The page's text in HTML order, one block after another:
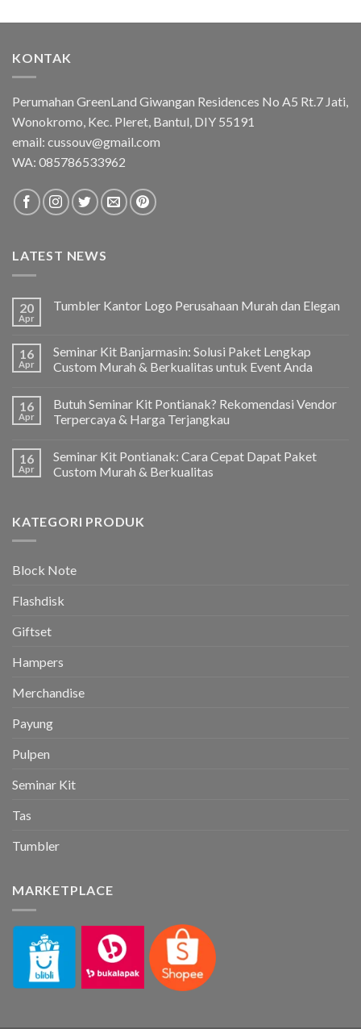
KONTAK
Perumahan GreenLand Giwangan Residences No A5 Rt.7 Jati,
Wonokromo, Kec. Pleret, Bantul, DIY 55191
email: cussouv@gmail.com
WA: 085786533962
LATEST NEWS
20
Apr
Tumbler Kantor Logo Perusahaan Murah dan Elegan
16
Apr
Seminar Kit Banjarmasin: Solusi Paket Lengkap
Custom Murah & Berkualitas untuk Event Anda
16
Apr
Butuh Seminar Kit Pontianak? Rekomendasi Vendor
Terpercaya & Harga Terjangkau
16
Apr
Seminar Kit Pontianak: Cara Cepat Dapat Paket
Custom Murah & Berkualitas
KATEGORI PRODUK
Block Note
Flashdisk
Giftset
Hampers
Merchandise
Payung
Pulpen
Seminar Kit
Tas
Tumbler
MARKETPLACE